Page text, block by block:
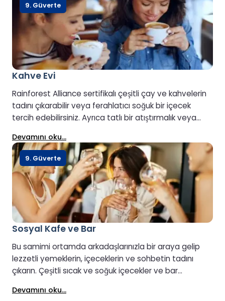
Kahve Evi
Rainforest Alliance sertifikalı çeşitli çay ve kahvelerin
tadını çıkarabilir veya ferahlatıcı soğuk bir içecek
tercih edebilirsiniz. Ayrıca tatlı bir atıştırmalık veya
Devamını oku...
9. Güverte
Sosyal Kafe ve Bar
Bu samimi ortamda arkadaşlarınızla bir araya gelip
lezzetli yemeklerin, içeceklerin ve sohbetin tadını
çıkarın. Çeşitli sıcak ve soğuk içecekler ve bar
manzaralı oturma alanlarından yararlanabilirsiniz.
Devamını oku...
9. Güverte